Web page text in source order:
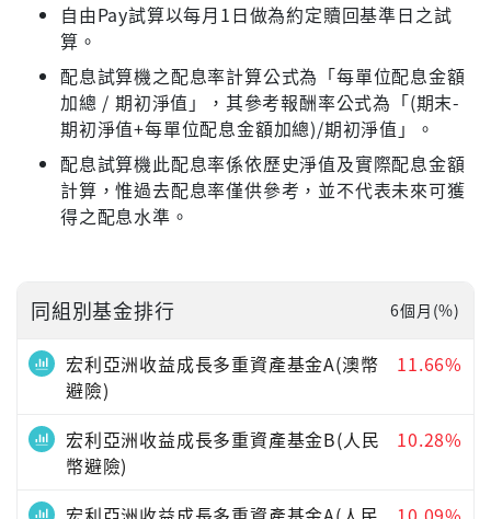
自由Pay試算以每月1日做為約定贖回基準日之試
算。
配息試算機之配息率計算公式為「每單位配息金額
加總 / 期初淨值」，其參考報酬率公式為「(期末-
期初淨值+每單位配息金額加總)/期初淨值」。
配息試算機此配息率係依歷史淨值及實際配息金額
計算，惟過去配息率僅供參考，並不代表未來可獲
得之配息水準。
同組別基金排行 6個月(%)
宏利亞洲收益成長多重資產基金A(澳幣
避險)
11.66%
宏利亞洲收益成長多重資產基金B(人民
幣避險)
10.28%